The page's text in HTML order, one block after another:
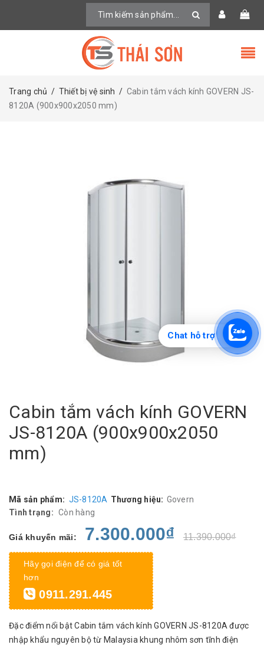
Trang chủ / Thiết bị vệ sinh / Cabin tắm vách kính GOVERN JS-
8120A (900x900x2050 mm)
Cabin tắm vách kính GOVERN
JS-8120A (900x900x2050
mm)
Mã sản phẩm: JS-8120A Thương hiệu: Govern
Tình trạng: Còn hàng
Giá khuyến mãi: 7.300.000₫ 11.390.000₫
Hãy gọi điện để có giá tốt
hơn
0911.291.445
Đặc điểm nổi bật Cabin tắm vách kính GOVERN JS-8120A được
nhập khẩu nguyên bộ từ Malaysia khung nhôm sơn tĩnh điện
Chat hỗ trợ